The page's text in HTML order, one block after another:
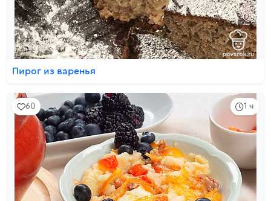
Пирог из варенья
1 ч
60